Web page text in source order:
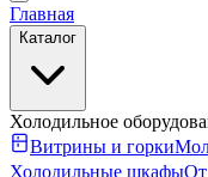
Главная
Каталог
Холодильное
Витрины и горки
Холодильные шкафыОт